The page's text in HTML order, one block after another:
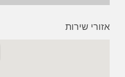
אזורי שירות